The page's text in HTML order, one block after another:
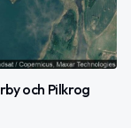
och Pilkrog